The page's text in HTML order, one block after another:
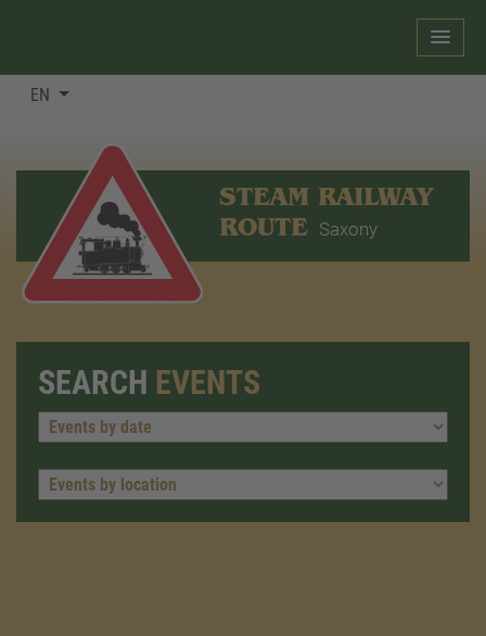
EN
STEAM RAILWAY
ROUTE Saxony
SEARCH EVENTS